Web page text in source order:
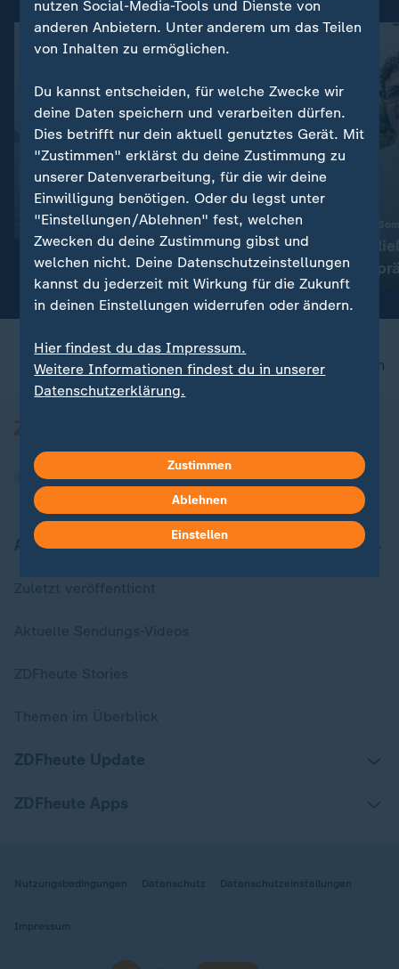
Liveblog
Aktuelle Entwicklungen:
Iran-Krieg und Nahost-
Konflikt: Alle Nachrichten im
Liveblog
Exklusiv
Linken-Chef im ZDF-
Pantisano
CDU-
aus
nach oben
Aktuell bei ZDFheute
Nutzungsbedingungen Datenschutz Datenschutzeinstellungen
Impressum
nutzen Social-Media-Tools und Dienste von
anderen Anbietern. Unter anderem um das Teilen
von Inhalten zu ermöglichen.
Du kannst entscheiden, für welche Zwecke wir
deine Daten speichern und verarbeiten dürfen.
Dies betrifft nur dein aktuell genutztes Gerät. Mit
"Zustimmen" erklärst du deine Zustimmung zu
unserer Datenverarbeitung, für die wir deine
Einwilligung benötigen. Oder du legst unter
"Einstellungen/Ablehnen" fest, welchen
Zwecken du deine Zustimmung gibst und
welchen nicht. Deine Datenschutzeinstellungen
kannst du jederzeit mit Wirkung für die Zukunft
in deinen Einstellungen widerrufen oder ändern.
Hier findest du das Impressum.
Weitere Informationen findest du in unserer
Datenschutzerklärung.
Zustimmen
Ablehnen
Einstellen